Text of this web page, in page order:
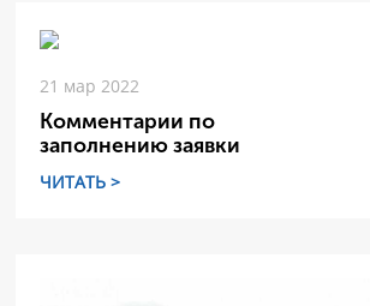
21 мар 2022
Комментарии по
заполнению заявки
ЧИТАТЬ >